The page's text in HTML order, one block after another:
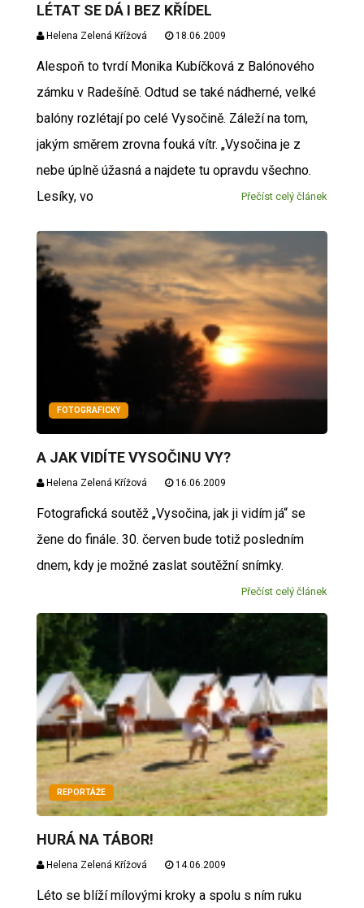
LÉTAT SE DÁ I BEZ KŘÍDEL
Helena Zelená Křížová 18.06.2009
Alespoň to tvrdí Monika Kubíčková z Balónového
zámku v Radešíně. Odtud se také nádherné, velké
balóny rozlétají po celé Vysočině. Záleží na tom,
jakým směrem zrovna fouká vítr. „Vysočina je z
nebe úplně úžasná a najdete tu opravdu všechno.
Lesíky, vo
Přečíst celý článek
FOTOGRAFICKY
A JAK VIDÍTE VYSOČINU VY?
Helena Zelená Křížová 16.06.2009
Fotografická soutěž „Vysočina, jak ji vidím já“ se
žene do finále. 30. červen bude totiž posledním
dnem, kdy je možné zaslat soutěžní snímky.
Přečíst celý článek
REPORTÁŽE
HURÁ NA TÁBOR!
Helena Zelená Křížová 14.06.2009
Léto se blíží mílovými kroky a spolu s ním ruku